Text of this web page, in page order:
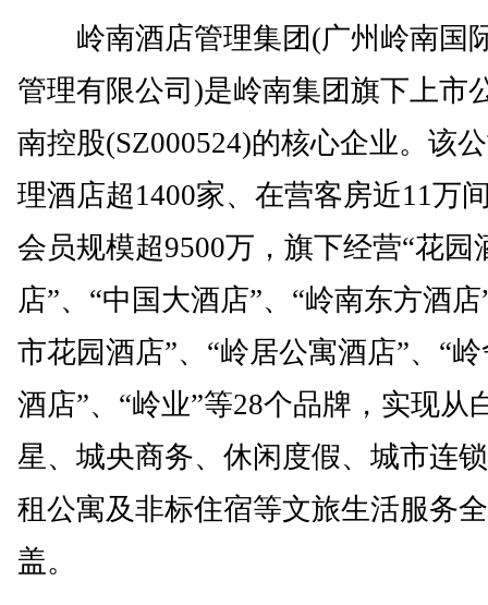
岭南酒店管理集团(广州岭南国
管理有限公司)是岭南集团旗下上市
南控股(SZ000524)的核心企业。该
理酒店超1400家、在营客房近11万
会员规模超9500万，旗下经营“花园
店”、“中国大酒店”、“岭南东方酒店
市花园酒店”、“岭居公寓酒店”、“
酒店”、“岭业”等28个品牌，实现从
星、城央商务、休闲度假、城市连
租公寓及非标住宿等文旅生活服务
盖。